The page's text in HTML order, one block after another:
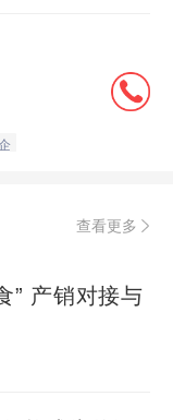
查看更多
” 产销对接与